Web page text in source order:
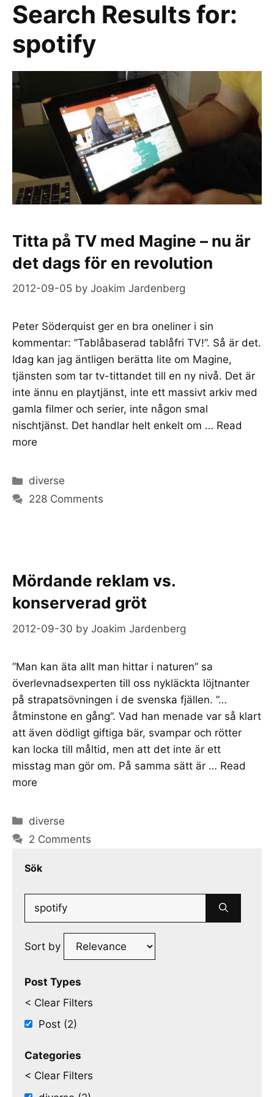
Search Results for:
spotify
Titta på TV med Magine – nu är
det dags för en revolution
2012-09-05 by Joakim Jardenberg
Peter Söderquist ger en bra oneliner i sin
kommentar: ”Tablåbaserad tablåfri TV!”. Så är det.
Idag kan jag äntligen berätta lite om Magine,
tjänsten som tar tv-tittandet till en ny nivå. Det är
inte ännu en playtjänst, inte ett massivt arkiv med
gamla filmer och serier, inte någon smal
nischtjänst. Det handlar helt enkelt om … Read
more
Categories
diverse
228 Comments
Mördande reklam vs.
konserverad gröt
2012-09-30 by Joakim Jardenberg
”Man kan äta allt man hittar i naturen” sa
överlevnadsexperten till oss nykläckta löjtnanter
på strapatsövningen i de svenska fjällen. ”…
åtminstone en gång”. Vad han menade var så klart
att även dödligt giftiga bär, svampar och rötter
kan locka till måltid, men att det inte är ett
misstag man gör om. På samma sätt är … Read
more
Categories
diverse
2 Comments
Sök
Search
Sort by
Post Types
< Clear Filters
Post (2)
Categories
< Clear Filters